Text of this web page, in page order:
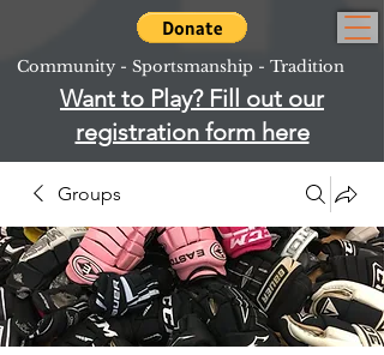
Community - Sportsmanship - Tradition
Want to Play? Fill out our
registration form here
Groups